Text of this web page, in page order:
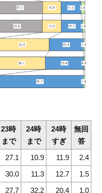
23時
まで
24時
まで
24時
すぎ
無回
答
27.1 10.9 11.9
2.4
30.0 11.3 12.7
1.5
27.7 32.2 20.4
1.0